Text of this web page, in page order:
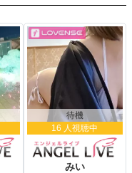
待機
16 人視聴中
みい